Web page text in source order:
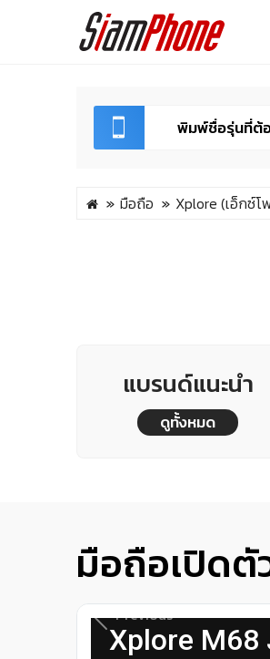
มือถือ Xplore (เอ็กซ์โ
แบรนด์แนะนำ
ดูทั้งหมด
มือถือเปิดตั
Xplore M68
Previous